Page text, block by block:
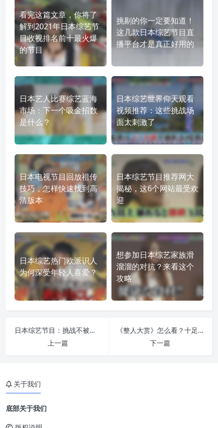
看完这篇文章，你将了
解到2021年日本综艺节
目收视排名前十最火爆
的节目
挑剔的你一定要知道！
这几款日本综艺节目直
播平台才是真正好用的
日本艺人比赛综艺蓝海
市场：下一个吸金招数
是什么？
日本综艺世界仰天观看
视频推荐：这些挑战场
面太刺激了
日本电视节目回放祖传
技巧，怎样快速找到高
清版本
日本综艺节目推荐网大
揭秘，这6个网站最受欢
迎
日本综艺热门欧派识人
为何深受年轻人喜爱？
想参加日本综艺家族滑
溜溜的对抗？来看这个
攻略
日本综艺节目：挑战不被发现，看你有多像真正的艺人？
上一篇
《整人大赏》怎么看？十足整人风格让观众口水直流
下一篇
关于我们
底部关于我们